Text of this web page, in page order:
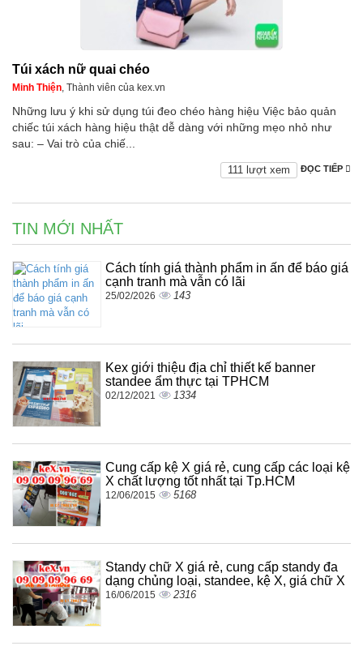
Túi xách nữ quai chéo
Minh Thiện, Thành viên của kex.vn
Những lưu ý khi sử dụng túi đeo chéo hàng hiệu Việc bảo quản
chiếc túi xách hàng hiệu thật dễ dàng với những mẹo nhỏ như
sau: – Vai trò của chiế...
ĐỌC TIẾP
111 lượt xem
TIN MỚI NHẤT
Cách tính giá thành phẩm in ấn để báo giá
cạnh tranh mà vẫn có lãi
25/02/2026 143
Kex giới thiệu địa chỉ thiết kế banner
standee ẩm thực tại TPHCM
02/12/2021 1334
Cung cấp kệ X giá rẻ, cung cấp các loại kệ
X chất lượng tốt nhất tại Tp.HCM
12/06/2015 5168
Standy chữ X giá rẻ, cung cấp standy đa
dạng chủng loại, standee, kệ X, giá chữ X
16/06/2015 2316